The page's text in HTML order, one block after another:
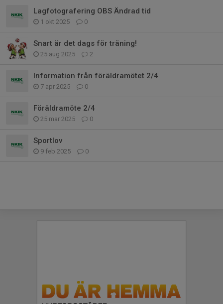
Lagfotografering OBS Ändrad tid
1 okt 2025 0
Snart är det dags för träning!
25 aug 2025 2
Information från föräldramötet 2/4
7 apr 2025 0
Föräldramöte 2/4
25 mar 2025 0
Sportlov
9 feb 2025 0